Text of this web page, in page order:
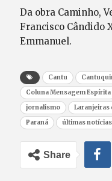
Da obra Caminho,
Francisco Cândido
Emmanuel.
Cantu
Coluna Mensagem Espírita
jornalismo
Laranjeiras
Paraná
últimas notícias
Share